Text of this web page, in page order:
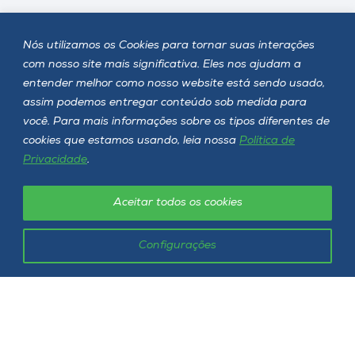
Nós utilizamos os Cookies para tornar suas interações
com nosso site mais significativa. Eles nos ajudam a
entender melhor como nosso website está sendo usado,
assim podemos entregar conteúdo sob medida para
você. Para mais informações sobre os tipos diferentes de
cookies que estamos usando, leia nossa Política de
Privacidade.
Configurações
Aceitar todos os cookies
Onde estamos
Selecione o campus
Rua Getúlio Vargas, 2125 - Bairro Flor da Serra
Joaçaba - SC - CEP 89600-000
Telefone (49) 3551-2000